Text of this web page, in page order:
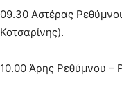
09.30 Αστέρας
Κοτσαρίνης).
10.00 Άρης Ρεθύμνου –